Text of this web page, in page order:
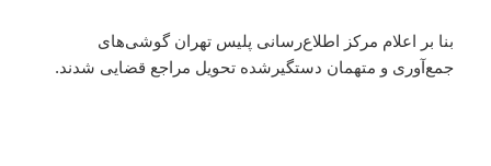
بنا بر اعلام مرکز اطلاع‌رسانی پلیس تهران گوشی‌های
جمع‌آوری و متهمان دستگیرشده تحویل مراجع قضایی شدند.